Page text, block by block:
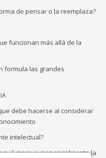
de pensar o la reemplaza?
funcionan más allá de la
formula las grandes
debe hacerse al considerar
intelectual?
qué crece exponencialmente la